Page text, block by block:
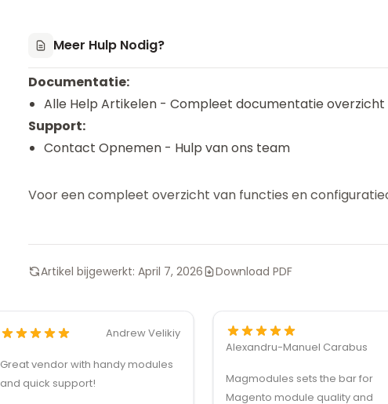
Meer Hulp Nodig?
Documentatie:
Alle Help Artikelen - Compleet documentatie overzicht
Support:
Contact Opnemen - Hulp van ons team
Voor een compleet overzicht van functies en
Artikel bijgewerkt: April 7, 2026 Download PDF
Andrew Velikiy
Great vendor with handy modules
and quick support!
Alexandru-Manuel Carabus
Magmodules sets the bar for
Magento module quality and